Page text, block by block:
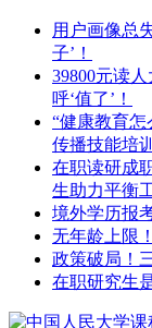
用户画像总
子’！
39800元读
呼‘值了’！
“健康教育
传播技能培
在职读研成
生助力平衡
境外学历报
无年龄上限
政策破局！
在职研究生